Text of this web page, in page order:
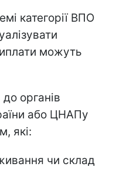
категорії ВПО
можуть
органів
або ЦНАПу
які:
чи склад